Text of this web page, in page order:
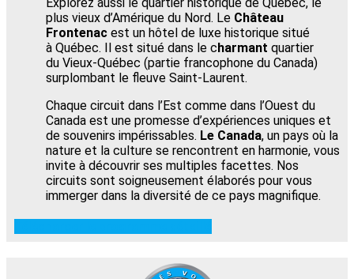
plus vieux d’Amérique du Nord. Le Château
Frontenac est un hôtel de luxe historique situé
à Québec. Il est situé dans le charmant quartier
du Vieux-Québec (partie francophone du Canada)
surplombant le fleuve Saint-Laurent.
Chaque circuit dans l’Est comme dans l’Ouest du
Canada est une promesse d’expériences uniques et
de souvenirs impérissables. Le Canada, un pays où la
nature et la culture se rencontrent en harmonie, vous
invite à découvrir ses multiples facettes. Nos
circuits sont soigneusement élaborés pour vous
immerger dans la diversité de ce pays magnifique.